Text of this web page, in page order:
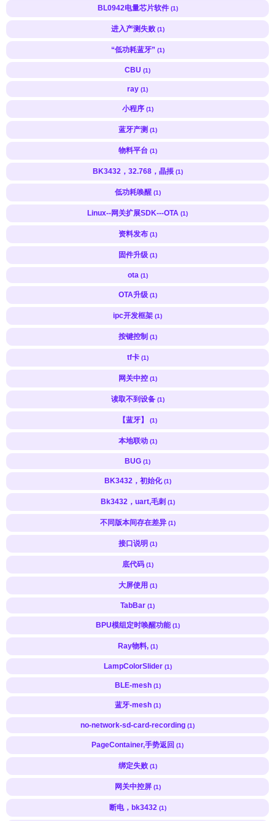
BL0942电量芯片软件 (1)
进入产测失败 (1)
“低功耗蓝牙” (1)
CBU (1)
ray (1)
小程序 (1)
蓝牙产测 (1)
物料平台 (1)
BK3432，32.768，晶掁 (1)
低功耗唤醒 (1)
Linux--网关扩展SDK---OTA (1)
资料发布 (1)
固件升级 (1)
ota (1)
OTA升级 (1)
ipc开发框架 (1)
按键控制 (1)
tf卡 (1)
网关中控 (1)
读取不到设备 (1)
【蓝牙】 (1)
本地联动 (1)
BUG (1)
BK3432，初始化 (1)
Bk3432，uart,毛刺 (1)
不同版本间存在差异 (1)
接口说明 (1)
底代码 (1)
大屏使用 (1)
TabBar (1)
BPU模组定时唤醒功能 (1)
Ray物料, (1)
LampColorSlider (1)
BLE-mesh (1)
蓝牙-mesh (1)
no-network-sd-card-recording (1)
PageContainer,手势返回 (1)
绑定失败 (1)
网关中控屏 (1)
断电，bk3432 (1)